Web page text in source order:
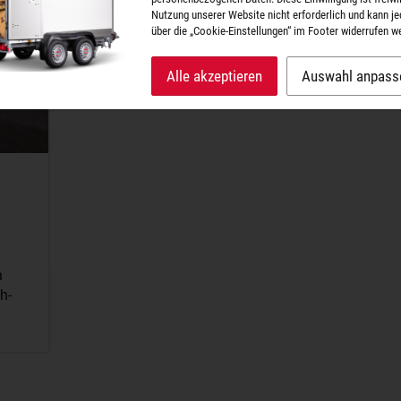
Nutzung unserer Website nicht erforderlich und kann
über die „Cookie-Einstellungen“ im Footer widerrufen
Alle akzeptieren Auswahl